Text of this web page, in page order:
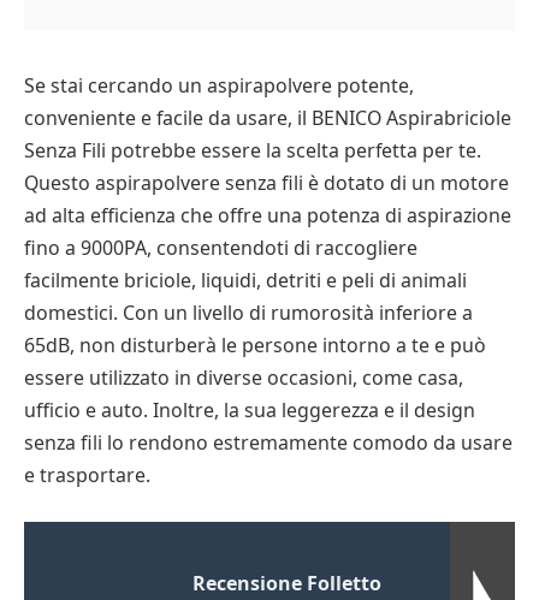
Se stai cercando un aspirapolvere potente,
conveniente e facile da usare, il BENICO Aspirabriciole
Senza Fili potrebbe essere la scelta perfetta per te.
Questo aspirapolvere senza fili è dotato di un motore
ad alta efficienza che offre una potenza di aspirazione
fino a 9000PA, consentendoti di raccogliere
facilmente briciole, liquidi, detriti e peli di animali
domestici. Con un livello di rumorosità inferiore a
65dB, non disturberà le persone intorno a te e può
essere utilizzato in diverse occasioni, come casa,
ufficio e auto. Inoltre, la sua leggerezza e il design
senza fili lo rendono estremamente comodo da usare
e trasportare.
Recensione Folletto